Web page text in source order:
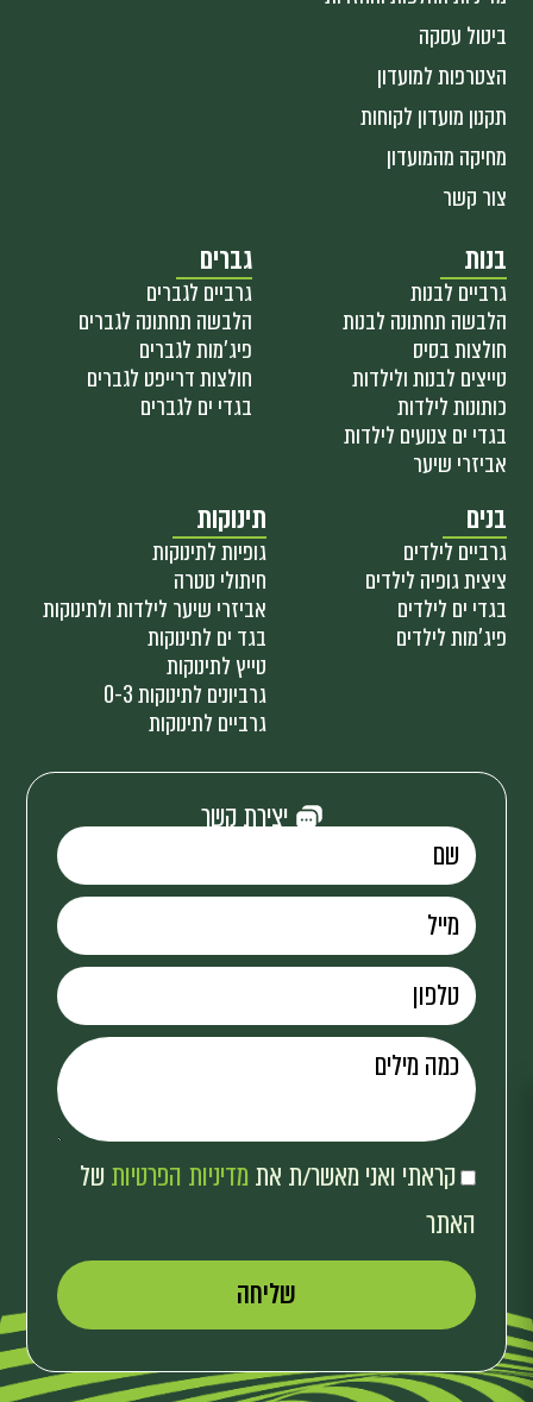
ביטול עסקה
הצטרפות למועדון
תקנון מועדון לקוחות
מחיקה מהמועדון
צור קשר
בנות
גרביים לבנות
הלבשה תחתונה לבנות
חולצות בסיס
טייצים לבנות ולילדות
כותונות לילדות
בגדי ים צנועים לילדות
אביזרי שיער
גברים
גרביים לגברים
הלבשה תחתונה לגברים
פיג'מות לגברים
חולצות דרייפט לגברים
בגדי ים לגברים
בנים
גרביים לילדים
ציצית גופיה לילדים
בגדי ים לילדים
פיג'מות לילדים
תינוקות
גופיות לתינוקות
חיתולי טטרה
אביזרי שיער לילדות ולתינוקות
בגד ים לתינוקות
טייץ לתינוקות
גרביונים לתינוקות 0-3
גרביים לתינוקות
יצירת קשר
קראתי ואני מאשר/ת את מדיניות הפרטיות של
האתר
שליחה